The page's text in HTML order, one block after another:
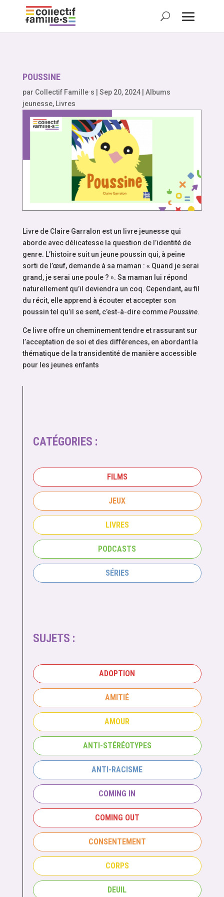
POUSSINE
par Collectif Famille·s Sep 20, 2024| Albums
jeunesse, Livres
Livre de Claire Garralon est un livre jeunesse qui
aborde avec délicatesse la question de l’identité de
genre. L’histoire suit un jeune poussin qui, à peine
sorti de l’œuf, demande à sa maman : « Quand je serai
grand, je serai une poule ? ». Sa maman lui répond
naturellement qu’il deviendra un coq. Cependant, au fil
du récit, elle apprend à écouter et accepter son
poussin tel qu’il se sent, c’est-à-dire commePoussine.
Ce livre offre un cheminement tendre et rassurant sur
l’acceptation de soi et des différences, en abordant la
thématique de la transidentité de manière accessible
pour les jeunes enfants​
CATÉGORIES :
FILMS
JEUX
LIVRES
PODCASTS
SÉRIES
SUJETS :
ADOPTION
AMITIÉ
AMOUR
ANTI-STÉRÉOTYPES
ANTI-RACISME
COMING IN
COMING OUT
CONSENTEMENT
CORPS
DEUIL